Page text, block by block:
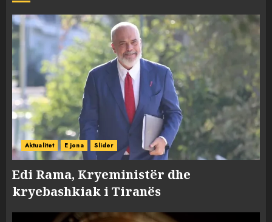
Aktualitet E jona Slider
Edi Rama, Kryeministër dhe
kryebashkiak i Tiranës